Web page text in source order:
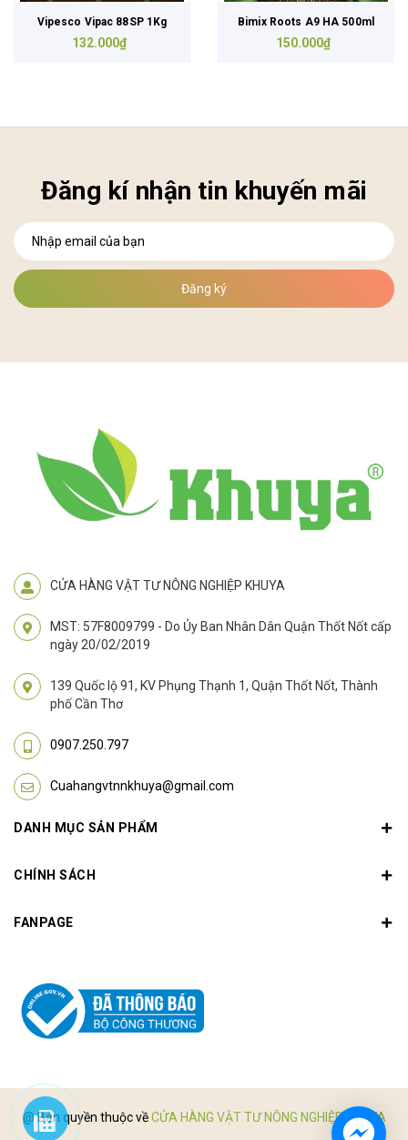
Vipesco Vipac 88SP 1Kg
132.000₫
Bimix Roots A9 HA 500ml
150.000₫
Đăng kí nhận tin khuyến mãi
Đăng ký
CỬA HÀNG VẬT TƯ NÔNG NGHIỆP KHUYA
MST: 57F8009799 - Do Ủy Ban Nhân Dân Quận Thốt Nốt cấp
ngày 20/02/2019
139 Quốc lộ 91, KV Phụng Thạnh 1, Quận Thốt Nốt, Thành
phố Cần Thơ
0907.250.797
Cuahangvtnnkhuya@gmail.com
DANH MỤC SẢN PHẨM
CHÍNH SÁCH
FANPAGE
@ Bản quyền thuộc vềCỬA HÀNG VẬT TƯ NÔNG NGHIỆP KHUYA